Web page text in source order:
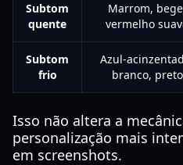
Subtom
quente
Marrom,
vermelho
Subtom
frio
Azul-
branco, preto
Isso não altera a
personalização mais
em screenshots.